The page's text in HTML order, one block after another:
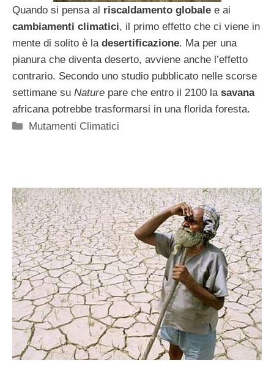
Quando si pensa al riscaldamento globale e ai
cambiamenti climatici, il primo effetto che ci viene in
mente di solito è la desertificazione. Ma per una
pianura che diventa deserto, avviene anche l’effetto
contrario. Secondo uno studio pubblicato nelle scorse
settimane su Nature pare che entro il 2100 la savana
africana potrebbe trasformarsi in una florida foresta.
Categorie
Mutamenti Climatici